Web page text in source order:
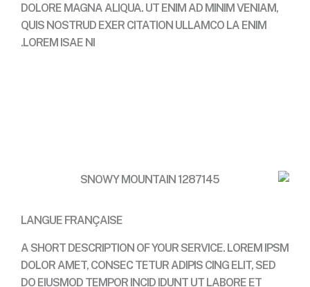
DOLORE MAGNA ALIQUA. UT ENIM AD MINIM VENIAM,
QUIS NOSTRUD EXER CITATION ULLAMCO LA ENIM
LOREM ISAE NI.
LANGUE FRANÇAISE
A SHORT DESCRIPTION OF YOUR SERVICE. LOREM IPSM
DOLOR AMET, CONSEC TETUR ADIPIS CING ELIT, SED
DO EIUSMOD TEMPOR INCID IDUNT UT LABORE ET